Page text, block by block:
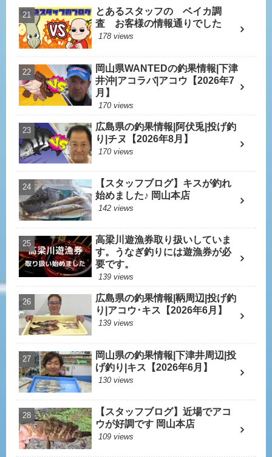
とあるスタッフの ベイカ調
査 お客様の情報通りでした
178 views
岡山県WANTEDの釣果情報|下津
井沖|アコラバ|アコウ【2026年7
月】
170 views
広島県の釣果情報|阿伏兎|投げ釣
り|チヌ【2026年8月】
170 views
【スタッフブログ】キスが釣れ
始めました♪ 岡山本店
142 views
高梁川遊漁券取り扱いしていま
す。うなぎ釣りには遊漁券が必
要です。
139 views
広島県の釣果情報|鞆周辺|投げ釣
り|アコウ･キス【2026年6月】
139 views
岡山県の釣果情報|下津井周辺|投
げ釣り|キス【2026年6月】
130 views
【スタッフブログ】近場でアコ
ウが好調です 岡山本店
109 views